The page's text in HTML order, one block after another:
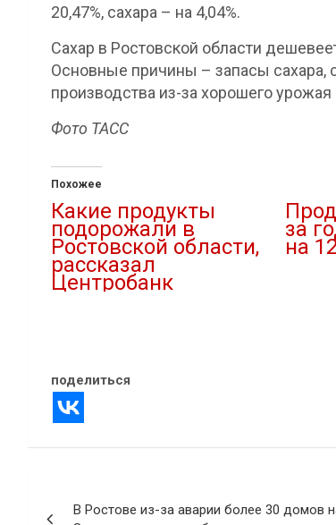
20,47%, сахара – на 4,04%.
Сахар в Ростовской области
Основные причины – запасы
производства из-за хорошего
Фото ТАСС
Похожее
Какие продукты
подорожали в
Ростовской области,
рассказал
Центробанк
за
на
поделиться
В Ростове из-за аварии более 30 домов